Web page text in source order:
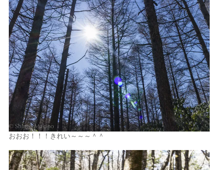
おおお！！！きれい～～～＾＾